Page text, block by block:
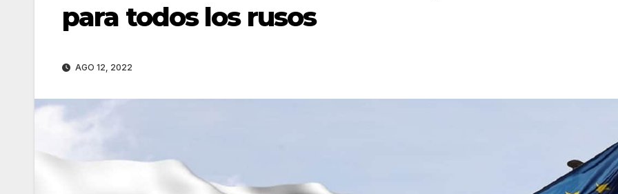
para todos los rusos
AGO 12, 2022